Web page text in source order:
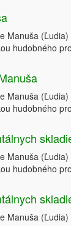
Manuša
hudobného
Manuša
hudobného
Manuša
hudobného
Manuša